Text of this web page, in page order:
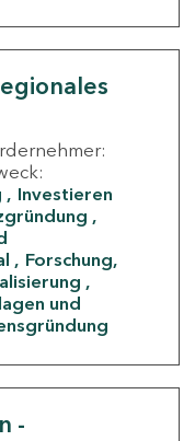
Investieren
Forschung,
und
-